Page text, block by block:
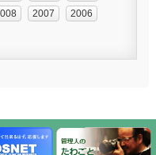
2007
2006